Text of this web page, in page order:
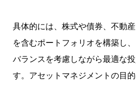
具体的には、株式や債券、不動
を含むポートフォリオを構築し
バランスを考慮しながら最適な
す。アセットマネジメントの目